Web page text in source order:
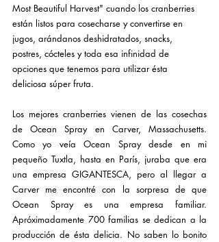
Most Beautiful Harvest" cuando los cranberries
están listos para cosecharse y convertirse en
jugos, arándanos deshidratados, snacks,
postres, cócteles y toda esa infinidad de
opciones que tenemos para utilizar ésta
deliciosa súper fruta.
Los mejores cranberries vienen de las cosechas
de Ocean Spray en Carver, Massachusetts.
Como yo veía Ocean Spray desde en mi
pequeño Tuxtla, hasta en París, juraba que era
una empresa GIGANTESCA, pero al llegar a
Carver me encontré con la sorpresa de que
Ocean Spray es una empresa familiar.
Apróximadamente 700 familias se dedican a la
producción de ésta delicia. No saben lo bonito